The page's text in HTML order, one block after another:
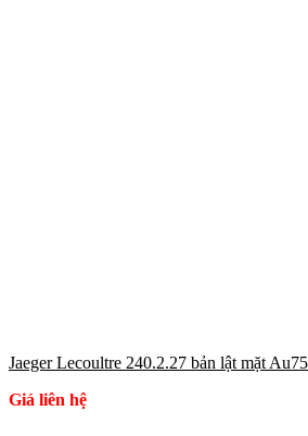
Jaeger Lecoultre 240.2.27 bản lật mặt
Giá liên hệ